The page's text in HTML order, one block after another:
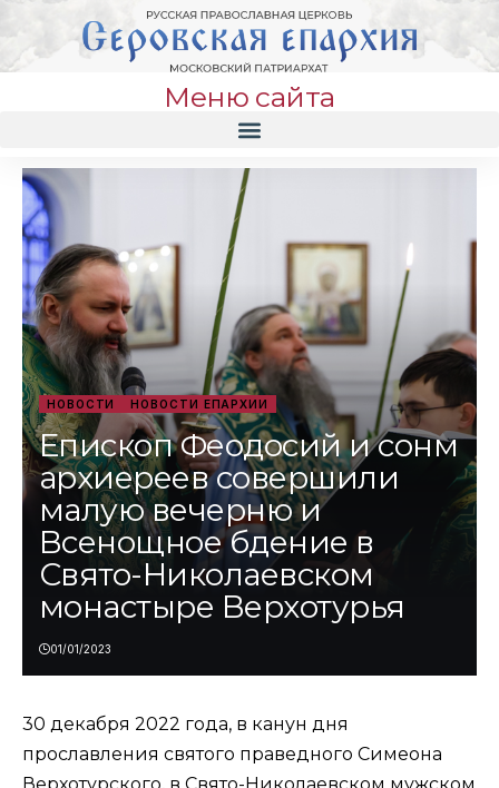
Меню сайта
НОВОСТИ НОВОСТИ ЕПАРХИИ
Епископ Феодосий и сонм
архиереев совершили
малую вечерню и
Всенощное бдение в
Свято-Николаевском
монастыре Верхотурья
01/01/2023
30 декабря 2022 года, в канун дня
прославления святого праведного Симеона